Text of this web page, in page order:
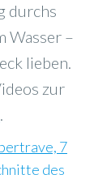
durchs
Wasser –
lieben.
zur
.